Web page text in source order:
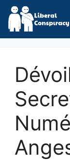
Skip
content